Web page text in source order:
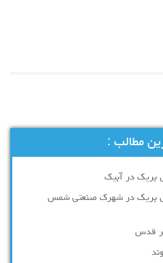
مطالب :
بریک در آبیک
بریک در شهرک صنعتی شمس
قدس